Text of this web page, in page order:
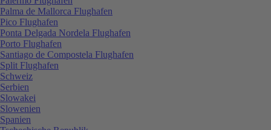
Palma de Mallorca Flughafen
Pico Flughafen
Ponta Delgada Nordela Flughafen
Porto Flughafen
Santiago de Compostela Flughafen
Split Flughafen
Schweiz
Serbien
Slowakei
Slowenien
Spanien